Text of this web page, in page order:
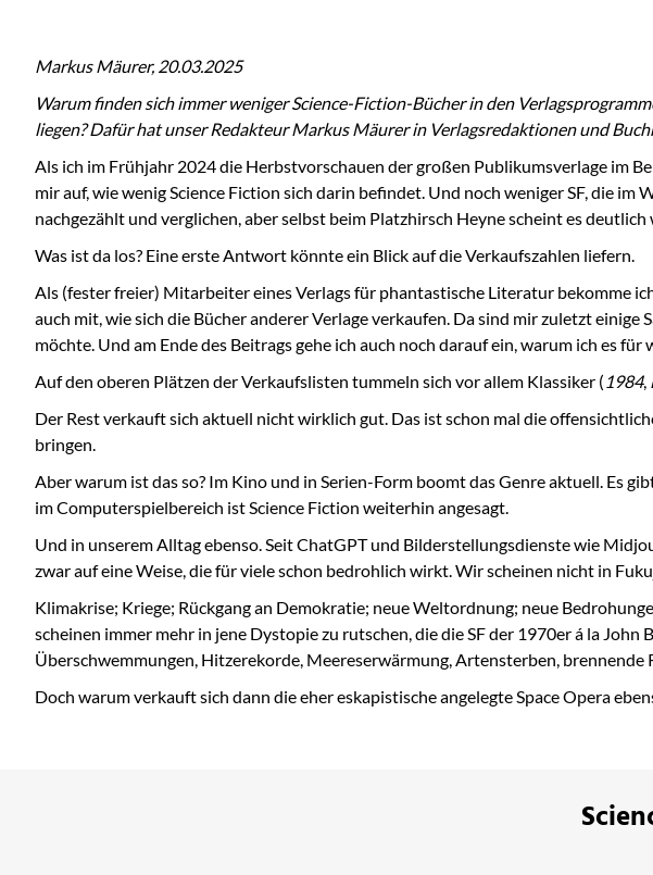
Markus Mäurer, 20.03.2025
Warum finden sich immer weniger Science-Fiction-Bücher in den
liegen? Dafür hat unser Redakteur Markus Mäurer in Verlagsredaktionen und
Als ich im Frühjahr 2024 die Herbstvorschauen der großen Publikumsverlage im
mir auf, wie wenig Science Fiction sich darin befindet. Und noch weniger SF, die
nachgezählt und verglichen, aber selbst beim Platzhirsch Heyne scheint es deutlich
Was ist da los? Eine erste Antwort könnte ein Blick auf die Verkaufszahlen liefern.
Als (fester freier) Mitarbeiter eines Verlags für phantastische Literatur bekomme
auch mit, wie sich die Bücher anderer Verlage verkaufen. Da sind mir zuletzt
möchte. Und am Ende des Beitrags gehe ich auch noch darauf ein, warum ich es
Auf den oberen Plätzen der Verkaufslisten tummeln sich vor allem Klassiker ( 1984,
Der Rest verkauft sich aktuell nicht wirklich gut. Das ist schon mal die
bringen.
Aber warum ist das so? Im Kino und in Serien-Form boomt das Genre aktuell. Es
im Computerspielbereich ist Science Fiction weiterhin angesagt.
Und in unserem Alltag ebenso. Seit ChatGPT und Bilderstellungsdienste wie
zwar auf eine Weise, die für viele schon bedrohlich wirkt. Wir scheinen nicht in
Klimakrise; Kriege; Rückgang an Demokratie; neue Weltordnung; neue
scheinen immer mehr in jene Dystopie zu rutschen, die die SF der 1970er á la
Überschwemmungen, Hitzerekorde, Meereserwärmung, Artensterben, brennende
Doch warum verkauft sich dann die eher eskapistische angelegte Space Opera